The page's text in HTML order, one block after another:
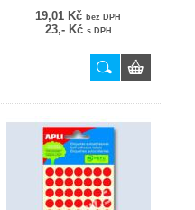
19,01 Kč bez DPH
23,- Kč s DPH